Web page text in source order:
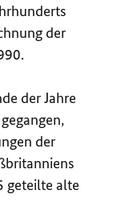
der
der Jahre
der
geteilte alte